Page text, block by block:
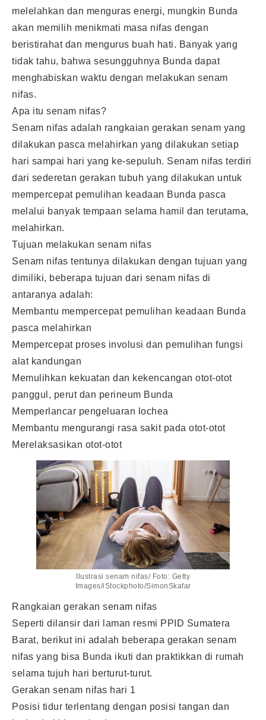
melelahkan dan menguras energi, mungkin Bunda
akan memilih menikmati masa nifas dengan
beristirahat dan mengurus buah hati. Banyak yang
tidak tahu, bahwa sesungguhnya Bunda dapat
menghabiskan waktu dengan melakukan senam
nifas.
Apa itu senam nifas?
Senam nifas adalah rangkaian gerakan senam yang
dilakukan pasca melahirkan yang dilakukan setiap
hari sampai hari yang ke-sepuluh. Senam nifas terdiri
dari sederetan gerakan tubuh yang dilakukan untuk
mempercepat pemulihan keadaan Bunda pasca
melalui banyak tempaan selama hamil dan terutama,
melahirkan.
Tujuan melakukan senam nifas
Senam nifas tentunya dilakukan dengan tujuan yang
dimiliki, beberapa tujuan dari senam nifas di
antaranya adalah:
Membantu mempercepat pemulihan keadaan Bunda
pasca melahirkan
Mempercepat proses involusi dan pemulihan fungsi
alat kandungan
Memulihkan kekuatan dan kekencangan otot-otot
panggul, perut dan perineum Bunda
Memperlancar pengeluaran lochea
Membantu mengurangi rasa sakit pada otot-otot
Merelaksasikan otot-otot
Ilustrasi senam nifas/ Foto: Getty
Images/iStockphoto/SimonSkafar
Rangkaian gerakan senam nifas
Seperti dilansir dari laman resmi PPID Sumatera
Barat, berikut ini adalah beberapa gerakan senam
nifas yang bisa Bunda ikuti dan praktikkan di rumah
selama tujuh hari berturut-turut.
Gerakan senam nifas hari 1
Posisi tidur terlentang dengan posisi tangan dan